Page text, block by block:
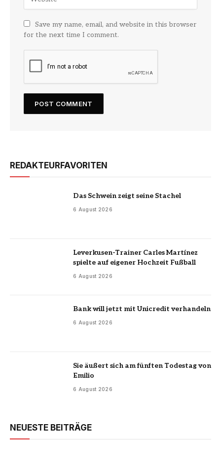
Save my name, email, and website in this browser
for the next time I comment.
REDAKTEURFAVORITEN
Das Schwein zeigt seine Stachel
6 August 2026
Leverkusen-Trainer Carles Martínez
spielte auf eigener Hochzeit Fußball
6 August 2026
Bank will jetzt mit Unicredit verhandeln
6 August 2026
Sie äußert sich am fünften Todestag von
Emilio
6 August 2026
NEUESTE BEITRÄGE